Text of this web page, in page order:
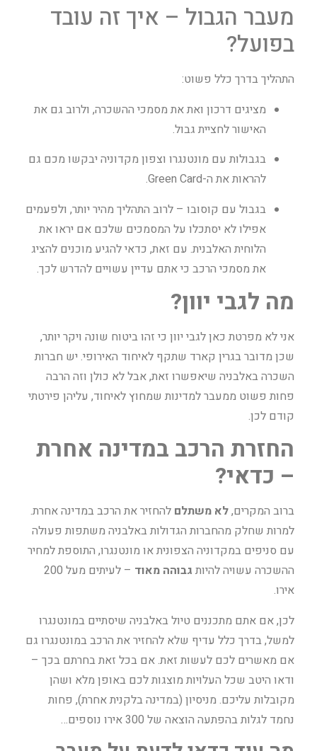
מעבר הגבול – איך זה עובד
בפועל?
התהליך בדרך כלל פשוט:
מציגים דרכון ואת את מסמכי ההשכרה, ולרוב גם את
האישור לחציית גבול.
בגבולות עם מונטנגרו וצפון מקדוניה יבקשו מכם גם
להראות את ה-Green Card.
בגבול עם קוסובו – לרוב התהליך מהיר יותר, ולפעמים
אפילו לא יסתכלו על המסמכים שלכם אם יראו את
הלוחית האלבנית. עם זאת, כדאי להגיע מוכנים להציג
את מסמכי הרכב כי אתם עדיין עשויים להדרש לכך.
מה לגבי יוון?
אני לא מפרטת כאן לגבי יוון כי זהו ביטוח שונה ויקר יותר,
שכן מדובר בגרין קארד שתקף לאיחוד האירופי. יש חברות
השכרה באלבניה שיאפשרו זאת, אבל לא כולן וזה הרבה
פחות פשוט ממעבר למדינות שמחוץ לאיחוד, עליהן פירטתי
קודם לכן.
החזרת הרכב במדינה אחרת
– כדאי?
ברוב המקרים,לא משתלם להחזיר את הרכב במדינה אחרת.
למרות שחלק מהחברות הגדולות באלבניה משתפות פעולה
עם סניפים במקדוניה הצפונית או מונטנגרו, התוספת למחיר
ההשכרה עשויה להיות גבוהה מאוד
– לעיתים מעל 200
אירו.
לכן, אם אתם מתכננים טיול באלבניה שיסתיים במונטנגרו
למשל, בדרך כלל עדיף שלא להחזיר את הרכב במונטנגרו גם
אם מאשרים לכם לעשות זאת. אם בכל זאת בחרתם בכך –
ודאו היטב שכל העלויות מוצגות לכם באופן מלא ושהן
מקובלות עליכם. מניסיון (במדינה בלקנית אחרת), פחות
נחמד לגלות בהפתעה הוצאה של 300 אירו נוספים…